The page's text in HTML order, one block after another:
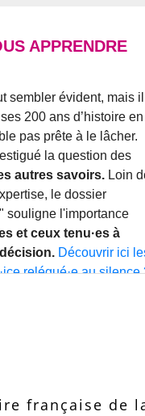
française de